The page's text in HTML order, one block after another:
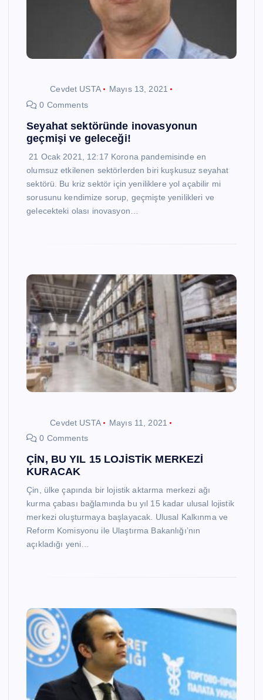
Cevdet USTA
Mayıs 13, 2021
0 Comments
Seyahat sektöründe inovasyonun
geçmişi ve geleceği!
21 Ocak 2021, 12:17 Korona pandemisinde en
olumsuz etkilenen sektörlerden biri kuşkusuz seyahat
sektörü. Bu kriz sektör için yeniliklere yol açabilir mi
sorusunu kendimize sorup, geçmişte yenilikleri ve
gelecekteki olası inovasyon…
Cevdet USTA
Mayıs 11, 2021
0 Comments
ÇİN, BU YIL 15 LOJİSTİK MERKEZİ
KURACAK
Çin, ülke çapında bir lojistik aktarma merkezi ağı
kurma çabası bağlamında bu yıl 15 kadar ulusal lojistik
merkezi oluşturmaya başlayacak. Ulusal Kalkınma ve
Reform Komisyonu ile Ulaştırma Bakanlığı’nın
açıkladığı yeni…